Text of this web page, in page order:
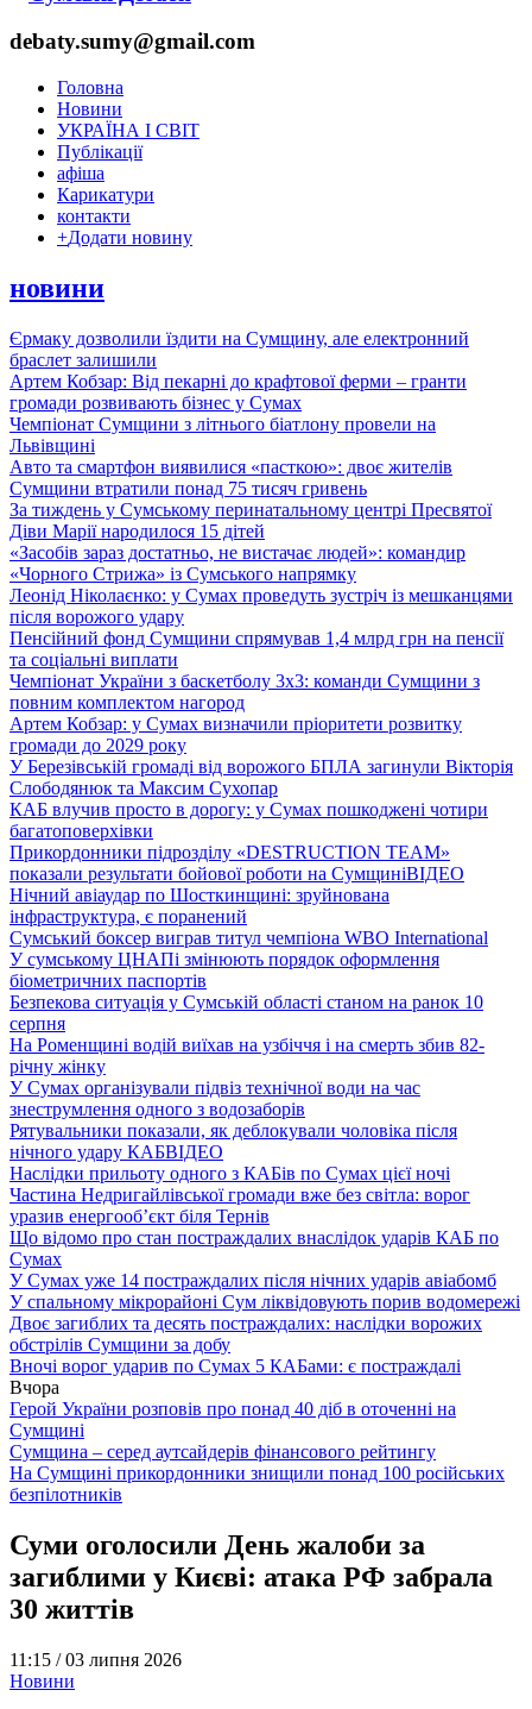
debaty.sumy@gmail.com
Головна
Новини
УКРАЇНА І СВІТ
Публікації
афіша
Карикатури
контакти
+Додати новину
новини
Єрмаку дозволили їздити на Сумщину, але електронний
браслет залишили
Артем Кобзар: Від пекарні до крафтової ферми – гранти
громади розвивають бізнес у Сумах
Чемпіонат Сумщини з літнього біатлону провели на
Львівщині
Авто та смартфон виявилися «пасткою»: двоє жителів
Сумщини втратили понад 75 тисяч гривень
За тиждень у Сумському перинатальному центрі Пресвятої
Діви Марії народилося 15 дітей
«Засобів зараз достатньо, не вистачає людей»: командир
«Чорного Стрижа» із Сумського напрямку
Леонід Ніколаєнко: у Сумах проведуть зустріч із мешканцями
після ворожого удару
Пенсійний фонд Сумщини спрямував 1,4 млрд грн на пенсії
та соціальні виплати
Чемпіонат України з баскетболу 3х3: команди Сумщини з
повним комплектом нагород
Артем Кобзар: у Сумах визначили пріоритети розвитку
громади до 2029 року
У Березівській громаді від ворожого БПЛА загинули Вікторія
Слободянюк та Максим Сухопар
КАБ влучив просто в дорогу: у Сумах пошкоджені чотири
багатоповерхівки
Прикордонники підрозділу «DESTRUCTION TEAM»
показали результати бойової роботи на СумщиніВІДЕО
Нічний авіаудар по Шосткинщині: зруйнована
інфраструктура, є поранений
Сумський боксер виграв титул чемпіона WBO International
У сумському ЦНАПі змінюють порядок оформлення
біометричних паспортів
Безпекова ситуація у Сумській області станом на ранок 10
серпня
На Роменщині водій виїхав на узбіччя і на смерть збив 82-
річну жінку
У Сумах організували підвіз технічної води на час
знеструмлення одного з водозаборів
Рятувальники показали, як деблокували чоловіка після
нічного удару КАБВІДЕО
Наслідки прильоту одного з КАБів по Сумах цієї ночі
Частина Недригайлівської громади вже без світла: ворог
уразив енергооб’єкт біля Тернів
Що відомо про стан постраждалих внаслідок ударів КАБ по
Сумах
У Сумах уже 14 постраждалих після нічних ударів авіабомб
У спальному мікрорайоні Сум ліквідовують порив водомережі
Двоє загиблих та десять постраждалих: наслідки ворожих
обстрілів Сумщини за добу
Вночі ворог ударив по Сумах 5 КАБами: є постраждалі
Вчора
Герой України розповів про понад 40 діб в оточенні на
Сумщині
Сумщина – серед аутсайдерів фінансового рейтингу
На Сумщині прикордонники знищили понад 100 російських
безпілотників
Суми оголосили День жалоби за
загиблими у Києві: атака РФ забрала
30 життів
11:15 /03 липня 2026
Новини